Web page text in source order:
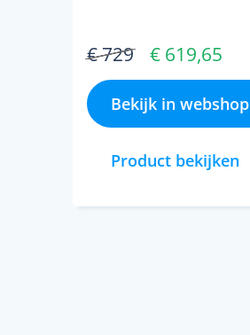
€ 729 € 619,65
Bekijk in webshop
Product bekijken